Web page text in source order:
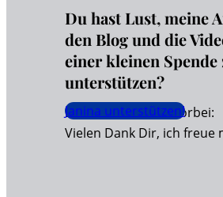
Du hast Lust, meine
den Blog und die
einer kleinen Spende
unterstützen?
Dann schaue hier vorbei:
Janina unterstützen!
Vielen Dank Dir, ich freue